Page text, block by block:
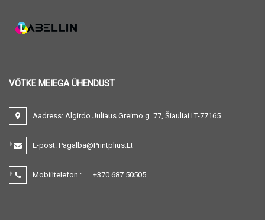
VÕTKE MEIEGA ÜHENDUST
Aadress: Algirdo Juliaus Greimo g. 77, Šiauliai LT-77165
E-post: Pagalba@printplius.lt
Mobiiltelefon.: +370 687 50505